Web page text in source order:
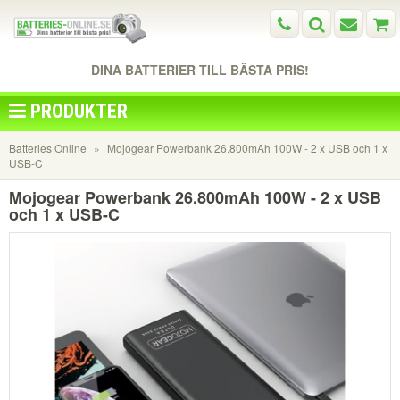
DINA BATTERIER TILL BÄSTA PRIS!
PRODUKTER
Batteries Online
Mojogear Powerbank 26.800mAh 100W - 2 x USB och 1 x
USB-C
Mojogear Powerbank 26.800mAh 100W - 2 x USB
och 1 x USB-C